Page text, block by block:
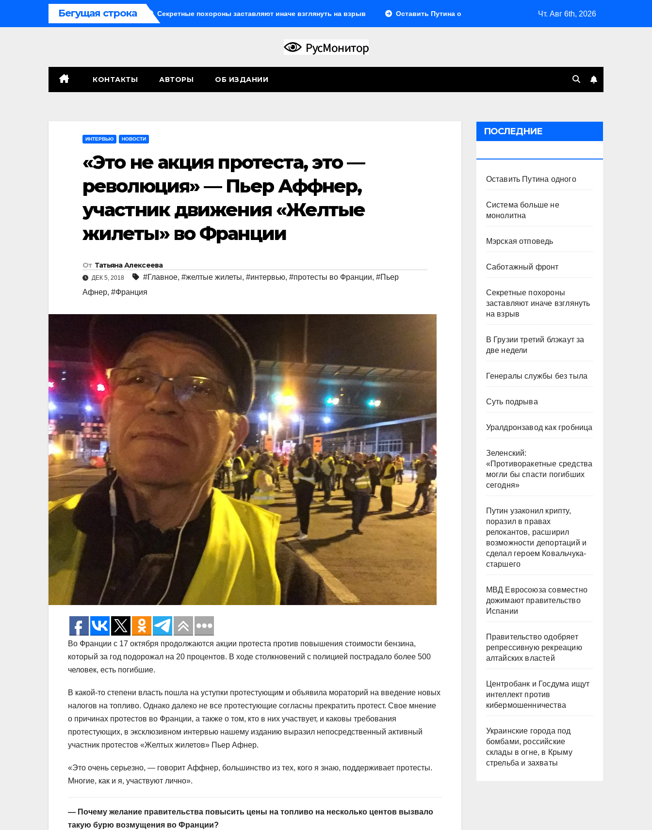
Бегущая строка
Саботажный фронт Секретные похороны заставляют иначе взглянуть на взрыв Оставить Путина одного Система больше не монолитна
Чт. Авг 6th, 2026
КОНТАКТЫ АВТОРЫ ОБ ИЗДАНИИ
ИНТЕРВЬЮ НОВОСТИ
«Это не акция протеста, это —
революция» — Пьер Аффнер,
участник движения «Желтые
жилеты» во Франции
От Татьяна Алексеева
ДЕК 5, 2018 #Главное, #желтые жилеты, #интервью, #протесты во Франции, #Пьер
Афнер, #Франция
Во Франции с 17 октября продолжаются акции протеста против повышения стоимости бензина,
который за год подорожал на 20 процентов. В ходе столкновений с полицией пострадало более 500
человек, есть погибшие.
В какой-то степени власть пошла на уступки протестующим и объявила мораторий на введение новых
налогов на топливо. Однако далеко не все протестующие согласны прекратить протест. Свое мнение
о причинах протестов во Франции, а также о том, кто в них участвует, и каковы требования
протестующих, в эксклюзивном интервью нашему изданию выразил непосредственный активный
участник протестов «Желтых жилетов» Пьер Афнер.
«Это очень серьезно, — говорит Аффнер, большинство из тех, кого я знаю, поддерживает протесты.
Многие, как и я, участвуют лично».
— Почему желание правительства повысить цены на топливо на несколько центов вызвало
такую бурю возмущения во Франции?
ПОСЛЕДНИЕ
Оставить Путина одного
Система больше не
монолитна
Мэрская отповедь
Саботажный фронт
Секретные похороны
заставляют иначе взглянуть
на взрыв
В Грузии третий блэкаут за
две недели
Генералы службы без тыла
Суть подрыва
Уралдронзавод как гробница
Зеленский:
«Противоракетные средства
могли бы спасти погибших
сегодня»
Путин узаконил крипту,
поразил в правах
релокантов, расширил
возможности депортаций и
сделал героем Ковальчука-
старшего
МВД Евросоюза совместно
дожимают правительство
Испании
Правительство одобряет
репрессивную рекреацию
алтайских властей
Центробанк и Госдума ищут
интеллект против
кибермошенничества
Украинские города под
бомбами, российские
склады в огне, в Крыму
стрельба и захваты